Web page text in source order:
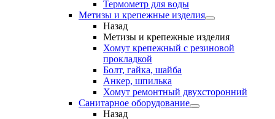
Термометр для воды
Метизы и крепежные изделия
Назад
Метизы и крепежные изделия
Хомут крепежный с резиновой
прокладкой
Болт, гайка, шайба
Анкер, шпилька
Хомут ремонтный двухсторонний
Санитарное оборудование
Назад